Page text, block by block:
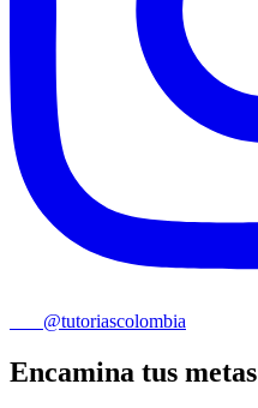
@tutoriascolombia
Encamina tus metas